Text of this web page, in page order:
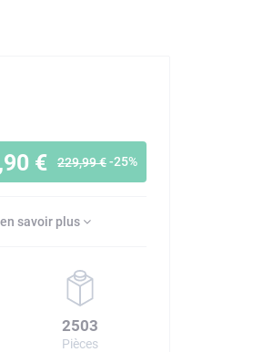
€ 229,99 €-25%
en savoir plus
2503
Pièces